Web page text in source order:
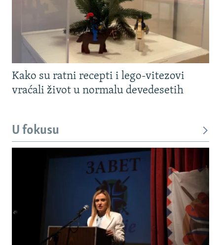
Kako su ratni recepti i lego-vitezovi
vraćali život u normalu devedesetih
U fokusu